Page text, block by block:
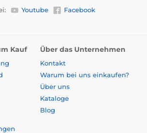
Youtube
Facebook
Kauf Über das Unternehmen
Kontakt
Warum bei uns einkaufen?
Über uns
Kataloge
Blog